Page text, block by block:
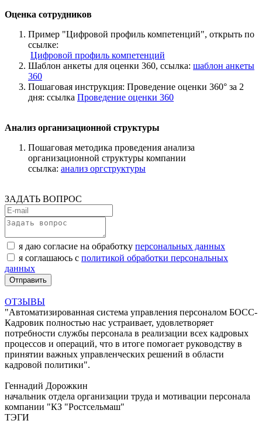
Оценка сотрудников
Пример "Цифровой профиль компетенций", открыть по
ссылке:
Цифровой профиль компетенций
Шаблон анкеты для оценки 360, ссылка: шаблон анкеты
360
Пошаговая инструкция: Проведение оценки 360° за 2
дня: ссылка Проведение оценки 360
Анализ организационной структуры
Пошаговая методика проведения анализа
организационной структуры компании
ссылка: анализ оргструктуры
ЗАДАТЬ ВОПРОС
я даю согласие на обработку персональных данных
я соглашаюсь с политикой обработки персональных
данных
ОТЗЫВЫ
"Автоматизированная система управления персоналом БОСС-
Кадровик полностью нас устраивает, удовлетворяет
потребности службы персонала в реализации всех кадровых
процессов и операций, что в итоге помогает руководству в
принятии важных управленческих решений в области
кадровой политики".
Геннадий Дорожкин
начальник отдела организации труда и мотивации персонала
компании "КЗ "Ростсельмаш"
ТЭГИ